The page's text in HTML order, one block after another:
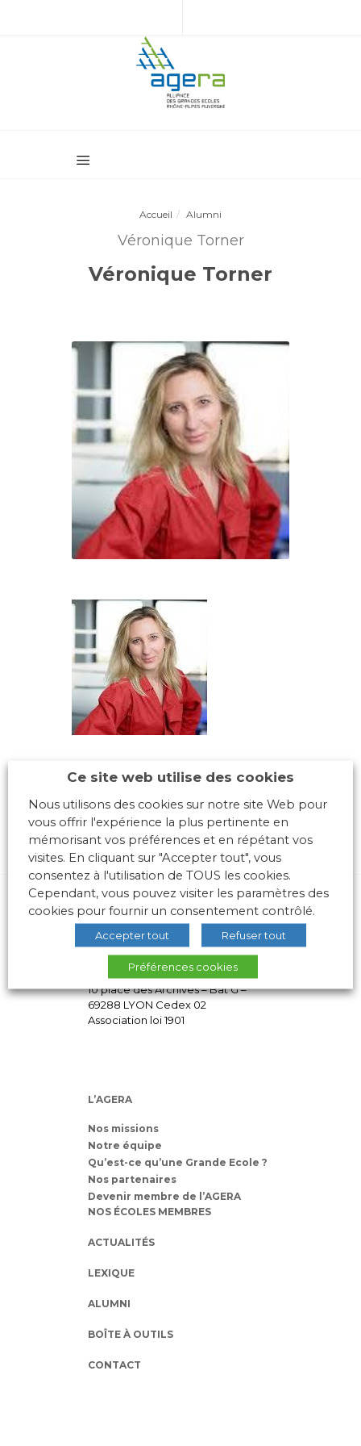
Accueil Alumni
Véronique Torner
Véronique Torner
10 place des Archives – Bât G –
69288 LYON Cedex 02
Association loi 1901
L’AGERA
Nos missions
Notre équipe
Qu’est-ce qu’une Grande Ecole ?
Nos partenaires
Devenir membre de l’AGERA
NOS ÉCOLES MEMBRES
ACTUALITÉS
LEXIQUE
ALUMNI
BOÎTE À OUTILS
CONTACT
Ce site web utilise des cookies
Nous utilisons des cookies sur notre site Web pour
vous offrir l'expérience la plus pertinente en
mémorisant vos préférences et en répétant vos
visites. En cliquant sur "Accepter tout", vous
consentez à l'utilisation de TOUS les cookies.
Cependant, vous pouvez visiter les paramètres des
cookies pour fournir un consentement contrôlé.
Accepter tout Refuser tout
Préférences cookies